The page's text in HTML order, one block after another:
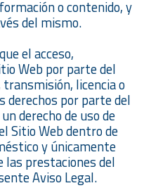
o contenido, y
del mismo.
el acceso,
Web por parte del
licencia o
derechos por parte del
derecho de uso de
Sitio Web dentro de
y únicamente
las prestaciones del
Aviso Legal.